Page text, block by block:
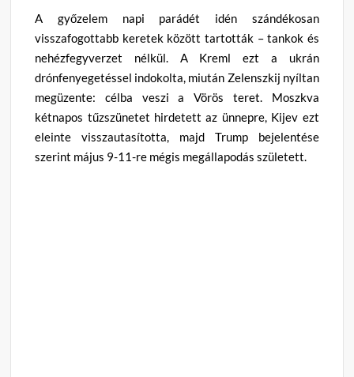
A győzelem napi parádét idén szándékosan
visszafogottabb keretek között tartották – tankok és
nehézfegyverzet nélkül. A Kreml ezt a ukrán
drónfenyegetéssel indokolta, miután Zelenszkij nyíltan
megüzente: célba veszi a Vörös teret. Moszkva
kétnapos tűzszünetet hirdetett az ünnepre, Kijev ezt
eleinte visszautasította, majd Trump bejelentése
szerint május 9-11-re mégis megállapodás született.